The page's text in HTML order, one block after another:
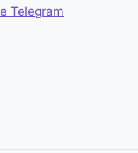
Telegram